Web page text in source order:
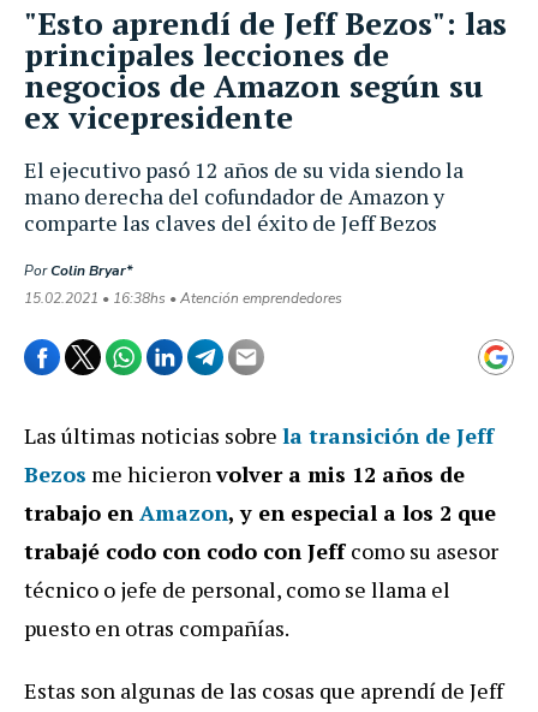
El ejecutivo pasó 12 años de su vida siendo la
mano derecha del cofundador de Amazon y
comparte las claves del éxito de Jeff Bezos
PorColin Bryar*
15.02.2021 • 16:38hs • Atención emprendedores
"Esto aprendí de Jeff Bezos": las
principales lecciones de
negocios de Amazon según su
ex vicepresidente
Las últimas noticias sobre la transición de Jeff
Bezos me hicieronvolver a mis 12 años de
trabajo en Amazon, y en especial a los 2 que
trabajé codo con codo con Jeff como su asesor
técnico o jefe de personal, como se llama el
puesto en otras compañías.
Estas son algunas de las cosas que aprendí de Jeff